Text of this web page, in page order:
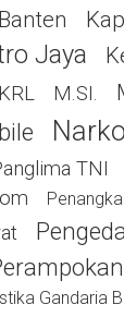
Jaya
KRL M.SI.
TNI
Gandaria